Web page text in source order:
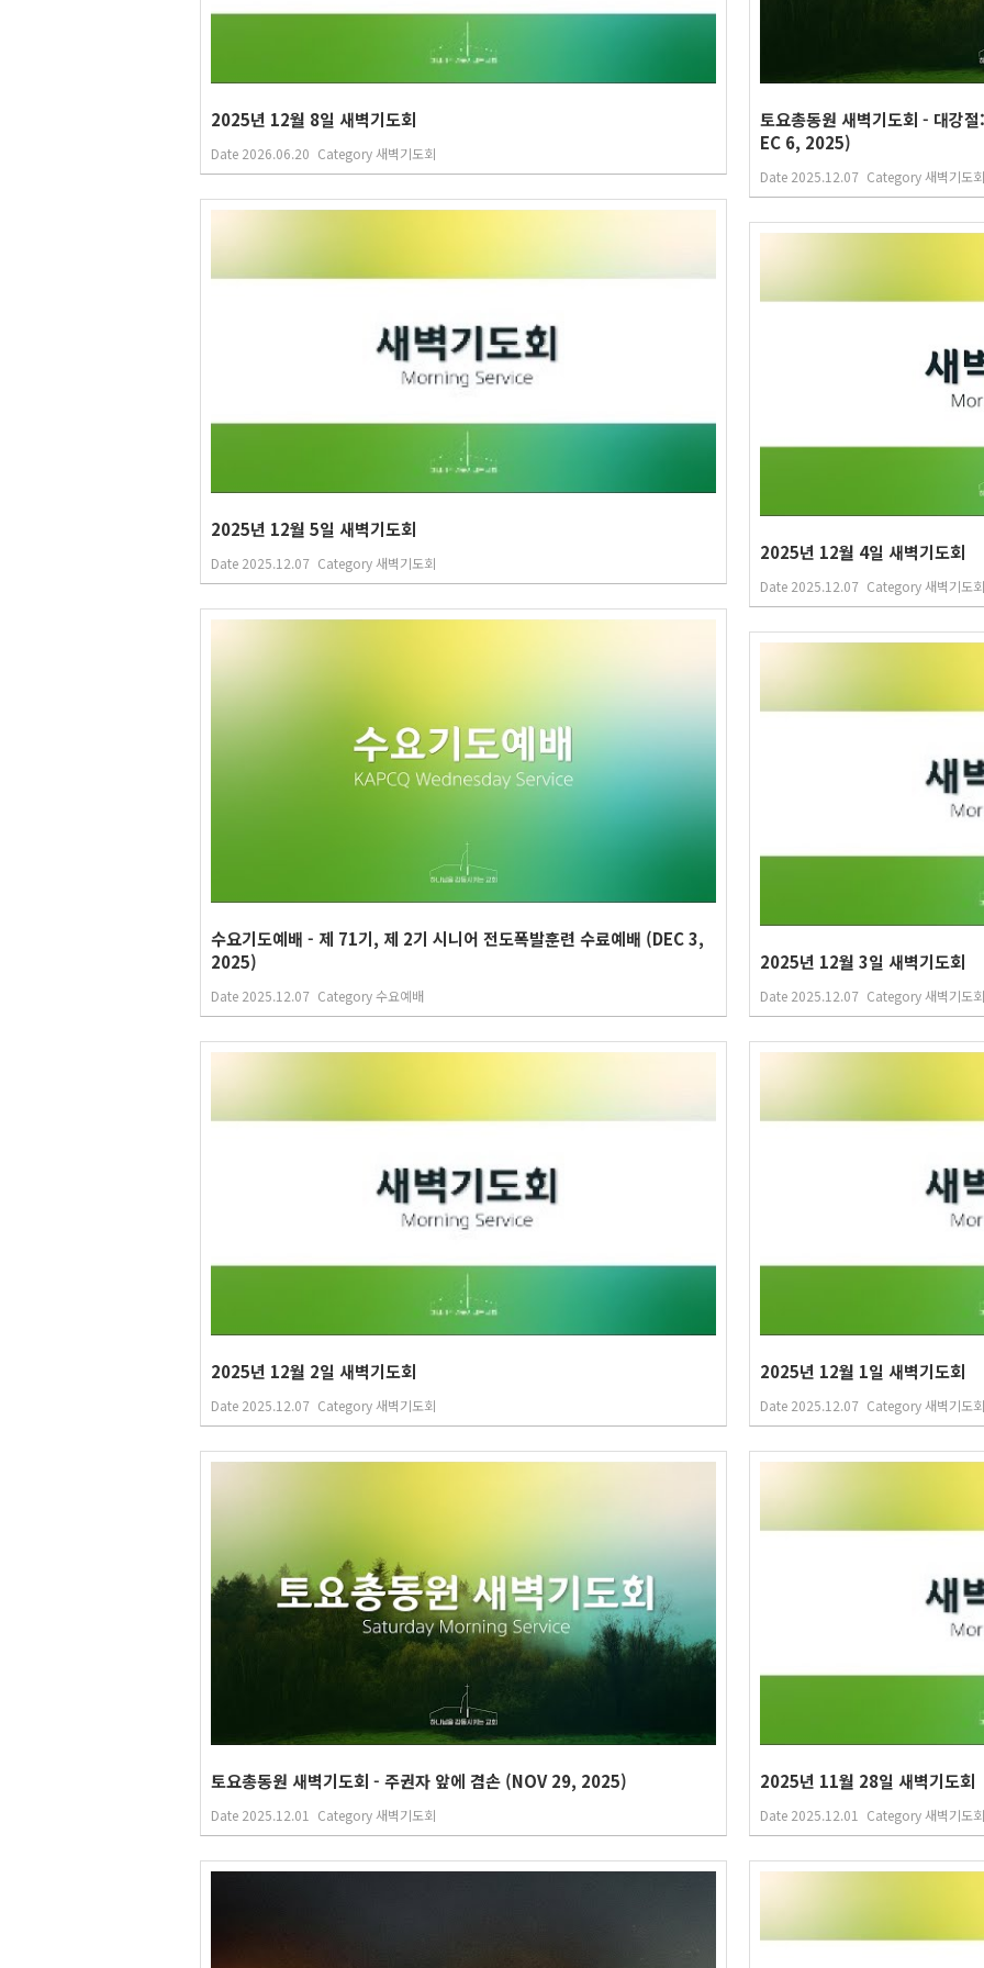
2025년 12월 8일 새벽기도회
Date 2026.06.20 Category새벽기도회
토요총동원 새벽기도회 - 대강
EC 6, 2025)
Date 2025.12.07 Category새벽기도회
2025년 12월 5일 새벽기도회
Date 2025.12.07 Category새벽기도회 2025년 12월 4일 새벽기도회
Date 2025.12.07 Category새벽기도회
수요기도예배 - 제 71기, 제 2기 시니어 전도폭발훈련 수료예배 (DEC 3,
2025)
Date 2025.12.07 Category수요예배
2025년 12월 3일 새벽기도회
Date 2025.12.07 Category새벽기도회
2025년 12월 2일 새벽기도회
Date 2025.12.07 Category새벽기도회
2025년 12월 1일 새벽기도회
Date 2025.12.07 Category새벽기도회
토요총동원 새벽기도회 - 주권자 앞에 겸손 (NOV 29, 2025)
Date 2025.12.01 Category새벽기도회
2025년 11월 28일 새벽기도회
Date 2025.12.01 Category새벽기도회